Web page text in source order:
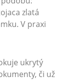
zlatá
V praxi
ukrytý
či už